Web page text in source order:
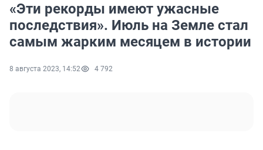
«Эти рекорды имеют ужасные
последствия». Июль на Земле стал
самым жарким месяцем в истории
8 августа 2023, 14:52 4 792